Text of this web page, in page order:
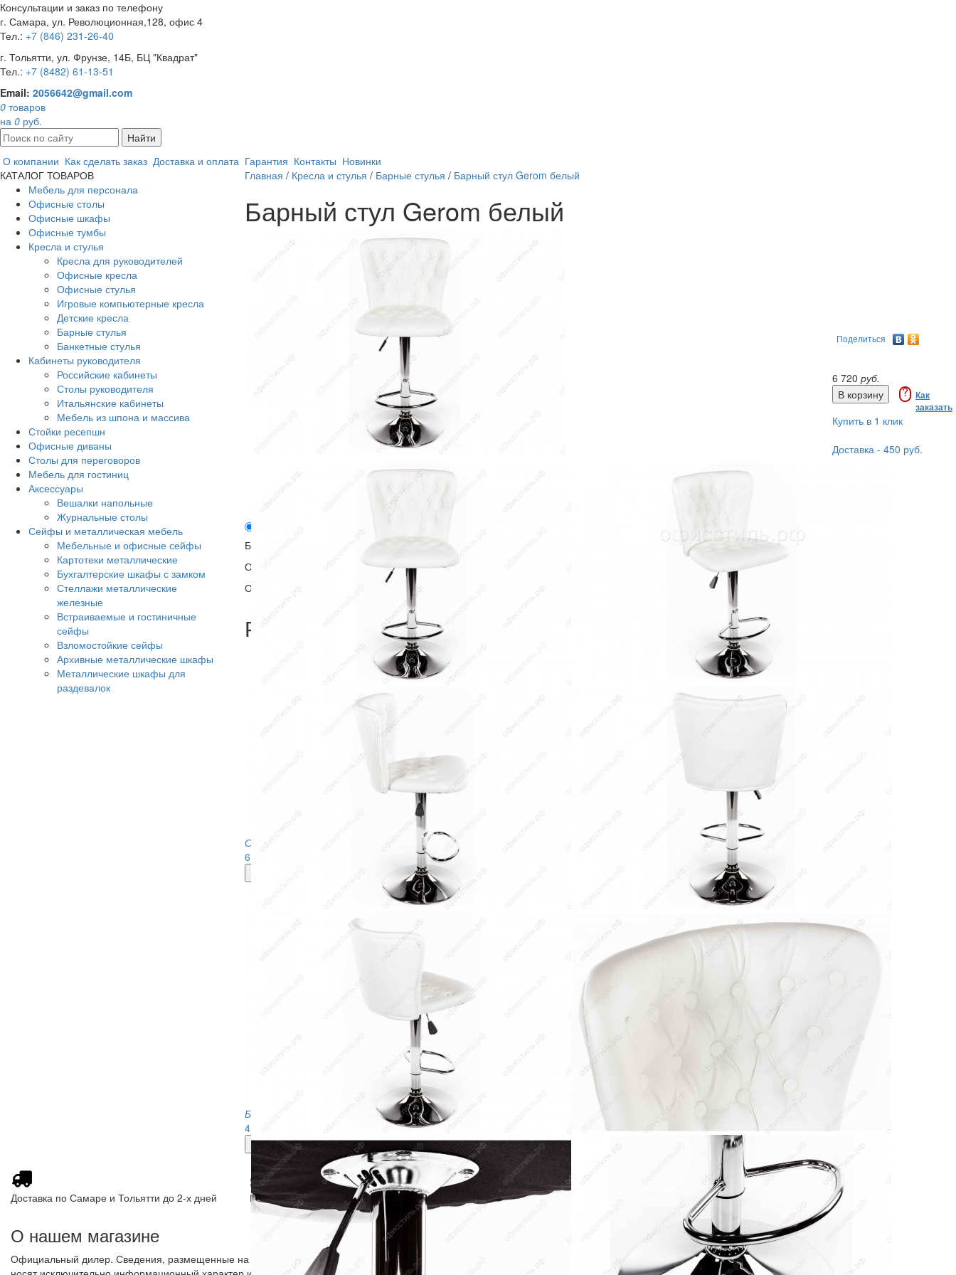
Консультации и заказ по телефону
г. Самара, ул. Революционная,128, офис 4
Тел.: +7 (846) 231-26-40
г. Тольятти, ул. Фрунзе, 14Б, БЦ "Квадрат"
Тел.: +7 (8482) 61-13-51
Email: 2056642@gmail.com
0 товаров
на 0 руб.
Найти
О компании Как сделать заказ Доставка и оплата Гарантия Контакты Новинки
КАТАЛОГ ТОВАРОВ
Мебель для персонала
Офисные столы
Офисные шкафы
Офисные тумбы
Кресла и стулья
Кресла для руководителей
Офисные кресла
Офисные стулья
Игровые компьютерные кресла
Детские кресла
Барные стулья
Банкетные стулья
Кабинеты руководителя
Российские кабинеты
Столы руководителя
Итальянские кабинеты
Мебель из шпона и массива
Стойки ресепшн
Офисные диваны
Столы для переговоров
Мебель для гостиниц
Аксессуары
Вешалки напольные
Журнальные столы
Сейфы и металлическая мебель
Мебельные и офисные сейфы
Картотеки металлические
Бухгалтерские шкафы с замком
Стеллажи металлические
железные
Встраиваемые и гостиничные
сейфы
Взломостойкие сейфы
Архивные металлические шкафы
Металлические шкафы для
раздевалок
Главная / Кресла и стулья / Барные стулья / Барный стул Gerom белый
Барный стул Gerom белый
Барный стул Gerom белый для барной стойки подойдет к помещению любого назначения и дизайна.
Обивка из экокожи.
Ограничение по массе - 100 кг.
Поделиться
6 720 руб.
? Как
заказать
Купить в 1 клик
Доставка - 450 руб.
Рекомендуемые товары
Стул барный НЕРОН WX-2711
6 368
Барный стул WX-2788 красный
4 950
Барный стул Sienna черный
4 630
Стул барный WX-2516 красный
Доставка по Самаре и Тольятти до 2-х дней Все цены с НДС22% Гарантия от 12 месяцев Скидка постоянным клиентам
О нашем магазине
Официальный дилер. Сведения, размещенные на сайте,
Наши контакты
г. Самара, ул. Революционная,128, офис 4
© 2012 — 2026Интернет-магазин «ОФИССТИЛЬ»